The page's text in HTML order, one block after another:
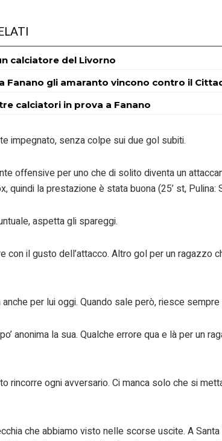
calciatore del Livorno
a Fanano gli amaranto vincono contro il
tre calciatori in prova a Fanano
impegnato, senza colpe sui due gol subiti.
offensive per uno che di solito diventa un
quindi la prestazione è stata buona (25’ st, Pulina:
aspetta gli spareggi.
con il gusto dell’attacco. Altro gol per un ragazzo
anche per lui oggi. Quando sale però, riesce
anonima la sua. Qualche errore qua e là per un
rincorre ogni avversario. Ci manca solo che si
che abbiamo visto nelle scorse uscite. A